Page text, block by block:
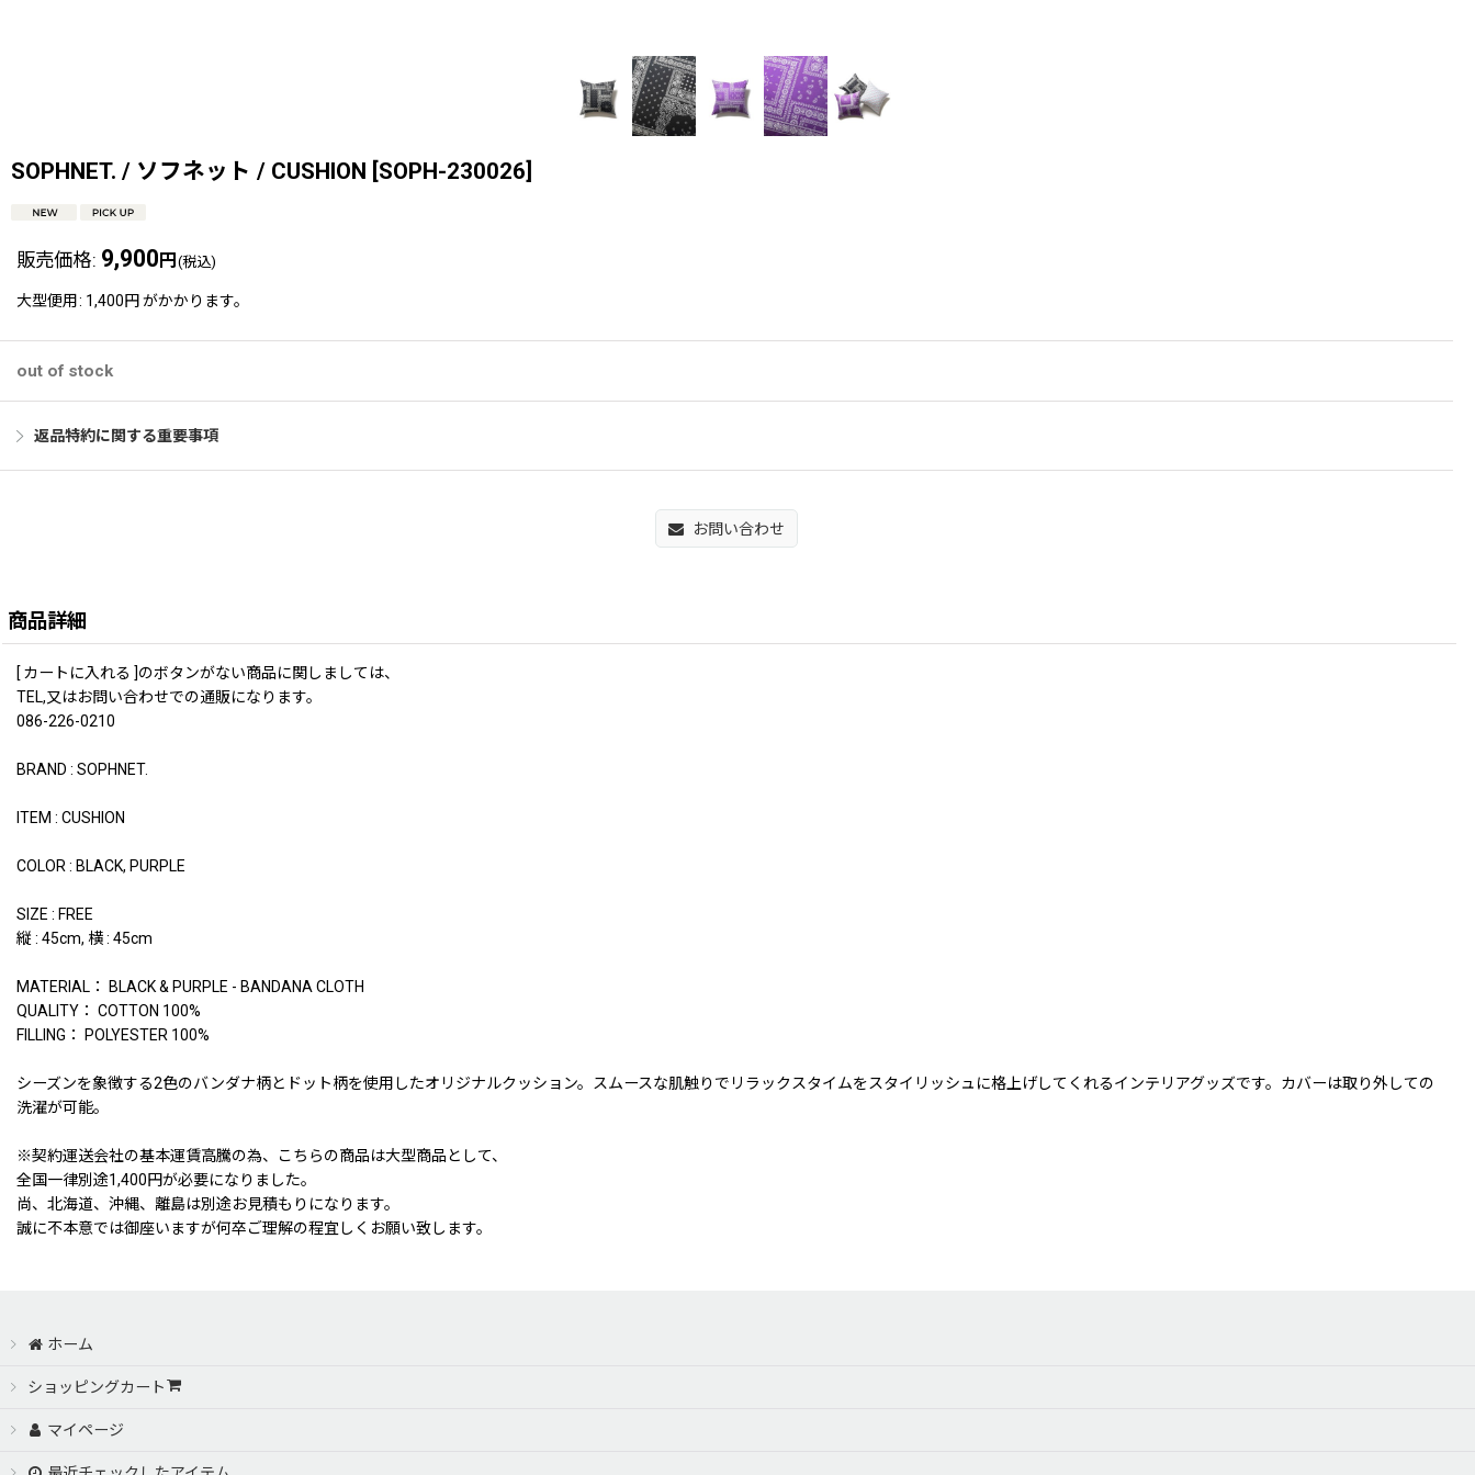
SOPHNET. / ソフネット / CUSHION [SOPH-230026]
販売価格: 9,900 円 (税込)
大型便用: 1,400円がかかります。
out of stock
返品特約に関する重要事項
お問い合わせ
商品詳細
[ カートに入れる ]のボタンがない商品に関しましては、
TEL,又はお問い合わせでの通販になります。
086-226-0210
BRAND : SOPHNET.
ITEM : CUSHION
COLOR : BLACK, PURPLE
SIZE : FREE
縦 : 45cm, 横 : 45cm
MATERIAL： BLACK & PURPLE - BANDANA CLOTH
QUALITY： COTTON 100%
FILLING： POLYESTER 100%
シーズンを象徴する2色のバンダナ柄とドット柄を使用したオリジナルクッション。スムースな肌触りでリラックスタイムをスタイリッシュに格上げしてくれるインテリアグッズです。カバーは取り外しての
洗濯が可能。
※契約運送会社の基本運賃高騰の為、こちらの商品は大型商品として、
全国一律別途1,400円が必要になりました。
尚、北海道、沖縄、離島は別途お見積もりになります。
誠に不本意では御座いますが何卒ご理解の程宜しくお願い致します。
ホーム
ショッピングカート
マイページ